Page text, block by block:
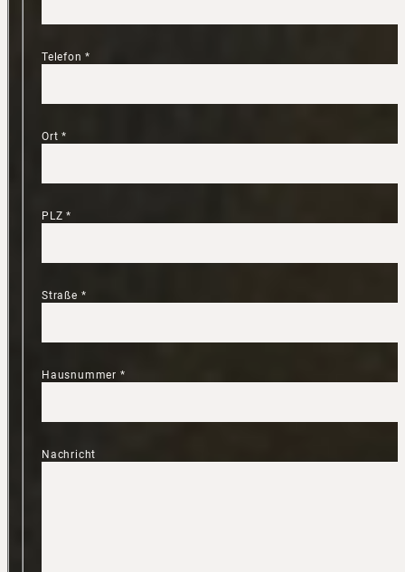
Telefon*
Ort*
PLZ*
Straße *
Hausnummer *
Nachricht